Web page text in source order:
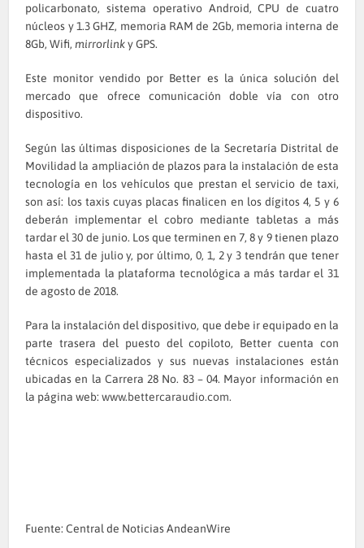
policarbonato, sistema operativo Android, CPU de cuatro
núcleos y 1.3 GHZ, memoria RAM de 2Gb, memoria interna de
8Gb, Wifi, mirrorlinky GPS.
Este monitor vendido por Better es la única solución del
mercado que ofrece comunicación doble vía con otro
dispositivo.
Según las últimas disposiciones de la Secretaría Distrital de
Movilidad la ampliación de plazos para la instalación de esta
tecnología en los vehículos que prestan el servicio de taxi,
son así: los taxis cuyas placas finalicen en los dígitos 4, 5 y 6
deberán implementar el cobro mediante tabletas a más
tardar el 30 de junio. Los que terminen en 7, 8 y 9 tienen plazo
hasta el 31 de julio y, por último, 0, 1, 2 y 3 tendrán que tener
implementada la plataforma tecnológica a más tardar el 31
de agosto de 2018.
Para la instalación del dispositivo, que debe ir equipado en la
parte trasera del puesto del copiloto, Better cuenta con
técnicos especializados y sus nuevas instalaciones están
ubicadas en la Carrera 28 No. 83 – 04. Mayor información en
la página web:www.bettercaraudio.com.
Fuente: Central de Noticias AndeanWire